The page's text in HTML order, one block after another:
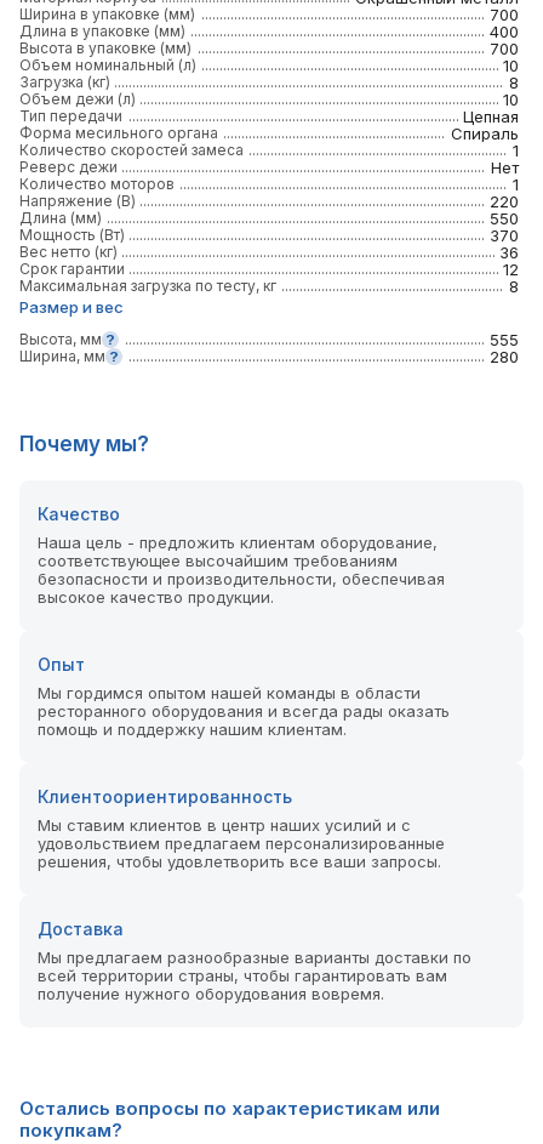
Ширина в упаковке (мм) 700
Длина в упаковке (мм) 400
Высота в упаковке (мм) 700
Объем номинальный (л) 10
Загрузка (кг) 8
Объем дежи (л) 10
Тип передачи Цепная
Форма месильного органа Спираль
Количество скоростей замеса 1
Реверс дежи Нет
Количество моторов 1
Напряжение (В) 220
Длина (мм) 550
Мощность (Вт) 370
Вес нетто (кг) 36
Срок гарантии 12
Максимальная загрузка по тесту, кг
8
Размер и вес
Высота, мм 555
Ширина, мм 280
Почему мы?
Качество
Наша цель - предложить клиентам оборудование,
соответствующее высочайшим требованиям
безопасности и производительности, обеспечивая
высокое качество продукции.
Опыт
Мы гордимся опытом нашей команды в области
ресторанного оборудования и всегда рады оказать
помощь и поддержку нашим клиентам.
Клиентоориентированность
Мы ставим клиентов в центр наших усилий и с
удовольствием предлагаем персонализированные
решения, чтобы удовлетворить все ваши запросы.
Доставка
Мы предлагаем разнообразные варианты доставки по
всей территории страны, чтобы гарантировать вам
получение нужного оборудования вовремя.
Остались вопросы по характеристикам или
покупкам?